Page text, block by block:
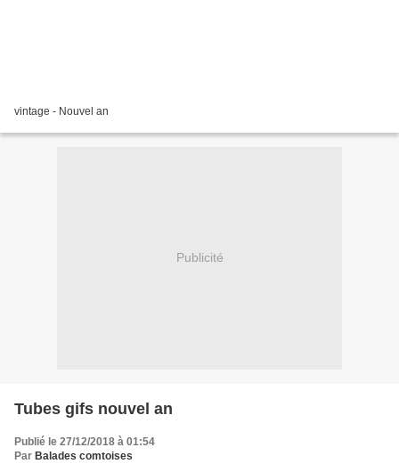
vintage - Nouvel an
Publicité
Tubes gifs nouvel an
Publié le 27/12/2018 à 01:54
Par Balades comtoises